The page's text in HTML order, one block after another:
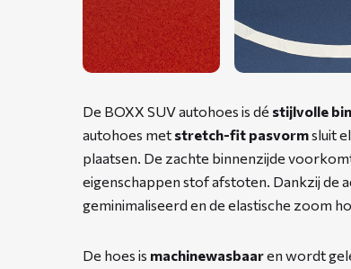
De BOXX SUV autohoes is dé stijlvolle
autohoes met stretch-fit pasvormsluit
plaatsen. De zachte binnenzijde
eigenschappen stof afstoten. Dankzij de
geminimaliseerd en de elastische zoom
De hoes is machinewasbaaren wordt